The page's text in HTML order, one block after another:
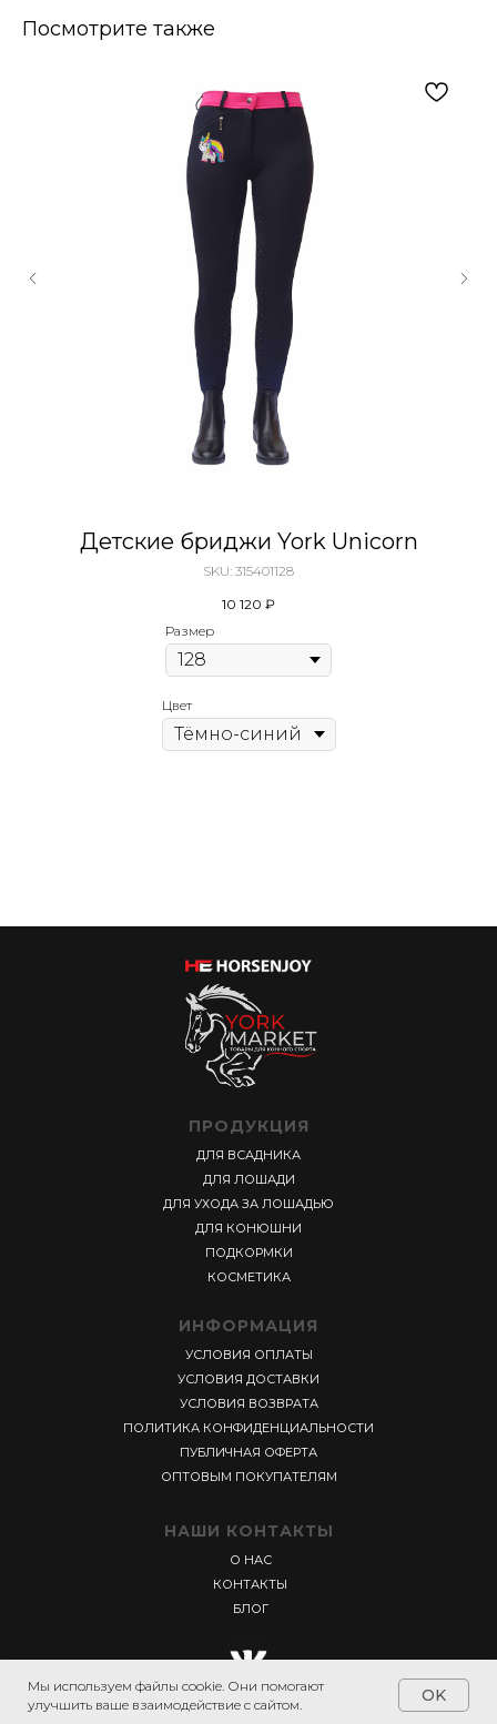
Посмотрите также
Детские бриджи York Unicorn
SKU: 315401128
10 120 ₽
Размер
Цвет
Мы используем файлы cookie. Они помогают
улучшить ваше взаимодействие с сайтом.
OK
ПРОДУКЦИЯ
ДЛЯ ВСАДНИКА
ДЛЯ ЛОШАДИ
ДЛЯ УХОДА ЗА ЛОШАДЬЮ
ДЛЯ КОНЮШНИ
ПОДКОРМКИ
КОСМЕТИКА
ИНФОРМАЦИЯ
УСЛОВИЯ ОПЛАТЫ
УСЛОВИЯ ДОСТАВКИ
УСЛОВИЯ ВОЗВРАТА
ПОЛИТИКА КОНФИДЕНЦИАЛЬНОСТИ
ПУБЛИЧНАЯ ОФЕРТА
ОПТОВЫМ ПОКУПАТЕЛЯМ
НАШИ КОНТАКТЫ
О НАС
КОНТАКТЫ
БЛОГ
YORK MARKET